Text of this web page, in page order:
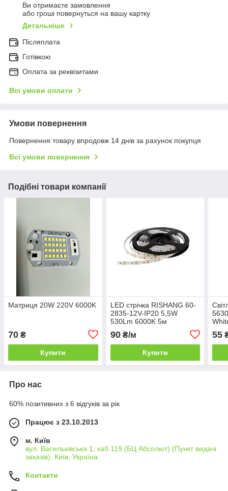
Ви отримаєте замовлення
або гроші повернуться на вашу картку
Детальніше
Післяплата
Готівкою
Оплата за реквізитами
Всі умови оплати
Умови повернення
Повернення товару впродовж 14 днів за рахунок покупця
Всі умови повернення
Подібні товари компанії
Матриця 20W 220V 6000K
70 ₴
Купити
LED стрічка RISHANG 60-
2835-12V-IP20 5,5W
530Lm 6000K 5м
90₴/м
Купити
55
Про нас
60% позитивних з 6 відгуків за рік
Працює з 23.10.2013
м. Київ
вул. Васильківська 1, каб.119 (БЦ Абсолют) (Пункт видачі
заказів), Київ, Україна
Контакти